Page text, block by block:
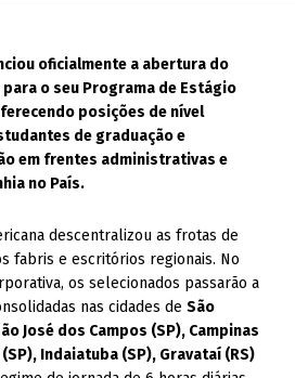
oficialmente a abertura do
o seu Programa de Estágio
posições de nível
de graduação e
em frentes administrativas e
no País.
descentralizou as frotas de
fabris e escritórios regionais. No
os selecionados passarão a
nas cidades deSão
José dos Campos (SP), Campinas
Indaiatuba (SP), Gravataí (RS)